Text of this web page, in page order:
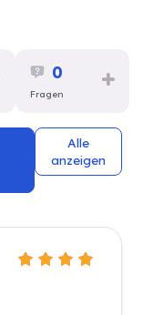
0
Fragen
Alle
anzeigen